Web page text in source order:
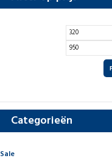
Categorieën
Sale